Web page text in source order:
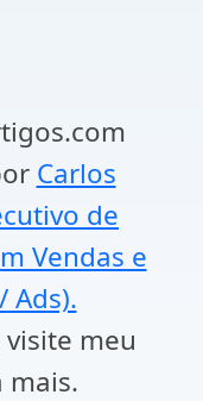
Carlos
de
Vendas e
Ads).
meu
mais.